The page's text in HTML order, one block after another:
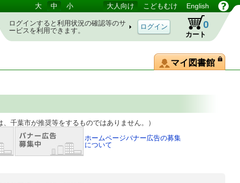
大 中 小 大人向け こどもむけ English
ログインすると利用状況の確認等のサ
ービスを利用できます。
カート
0
マイ図書館
等をするものではありません。）
ホームページバナー広告の募集
について